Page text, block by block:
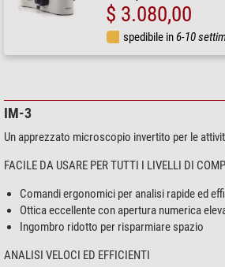
$ 3.080,00
spedibile in6-10
IM-3
Un apprezzato microscopio invertito per le
FACILE DA USARE PER TUTTI I LIVELLI DI
Comandi ergonomici per analisi rapide ed
Ottica eccellente con apertura numerica
Ingombro ridotto per risparmiare spazio
ANALISI VELOCI ED EFFICIENTI